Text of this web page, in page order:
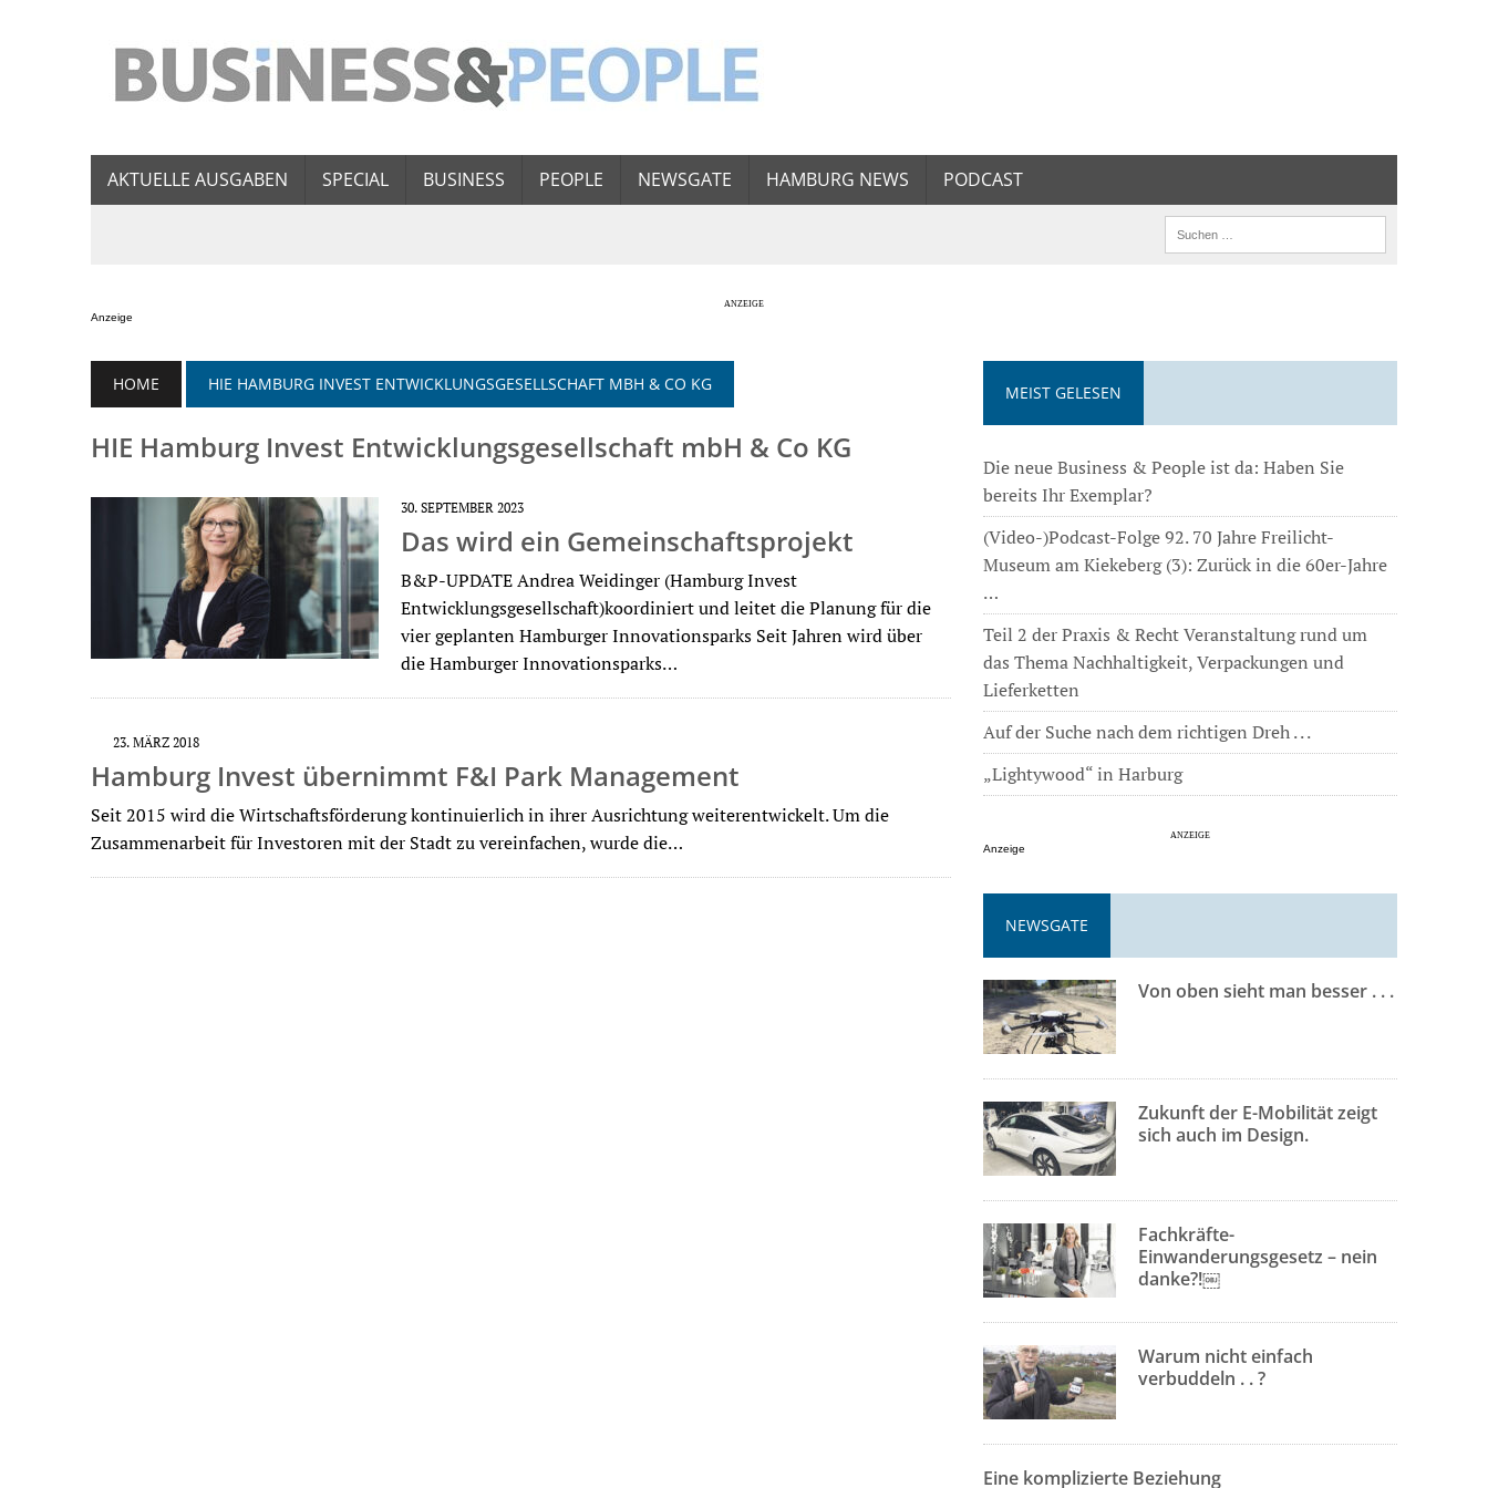
AKTUELLE AUSGABEN SPECIAL BUSINESS PEOPLE NEWSGATE HAMBURG NEWS PODCAST
Anzeige
HOME HIE HAMBURG INVEST ENTWICKLUNGSGESELLSCHAFT MBH & CO KG
HIE Hamburg Invest Entwicklungsgesellschaft mbH & Co KG
30. SEPTEMBER 2023
Das wird ein Gemeinschaftsprojekt
B&P-UPDATE Andrea Weidinger (Hamburg Invest
Entwicklungsgesellschaft)koordiniert und leitet die Planung für die
vier geplanten Hamburger Innovationsparks Seit Jahren wird über
die Hamburger Innovationsparks…
23. MÄRZ 2018
Hamburg Invest übernimmt F&I Park Management
Seit 2015 wird die Wirtschaftsförderung kontinuierlich in ihrer Ausrichtung weiterentwickelt. Um die
Zusammenarbeit für Investoren mit der Stadt zu vereinfachen, wurde die…
MEIST GELESEN
Die neue Business & People ist da: Haben Sie
bereits Ihr Exemplar?
(Video-)Podcast-Folge 92. 70 Jahre Freilicht-
Museum am Kiekeberg (3): Zurück in die 60er-Jahre
…
Teil 2 der Praxis & Recht Veranstaltung rund um
das Thema Nachhaltigkeit, Verpackungen und
Lieferketten
Auf der Suche nach dem richtigen Dreh . . .
„Lightywood“ in Harburg
Anzeige
NEWSGATE
Von oben sieht man besser . . .
Zukunft der E-Mobilität zeigt
sich auch im Design.
Fachkräfte-
Einwanderungsgesetz – nein
danke?!￼
Warum nicht einfach
verbuddeln . . ?
Eine komplizierte Beziehung